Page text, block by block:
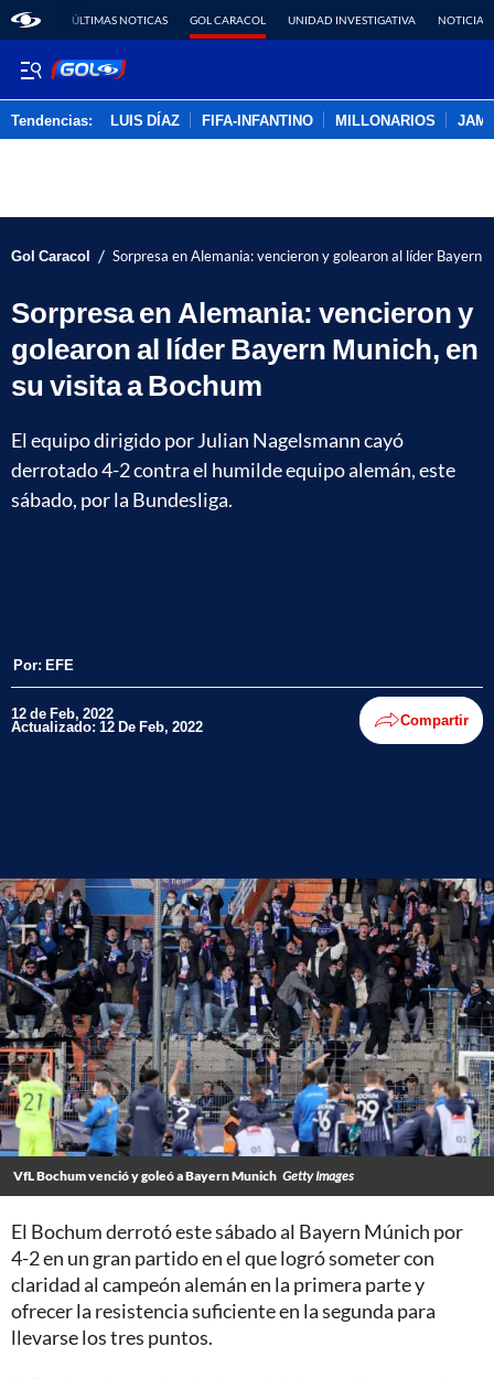
ÚLTIMAS NOTICAS GOL CARACOL UNIDAD INVESTIGATIVA NOTICIAS
Tendencias: LUIS DÍAZ FIFA-INFANTINO MILLONARIOS
Gol Caracol / Sorpresa en Alemania: vencieron y golearon al líder Bayern
Sorpresa en Alemania: vencieron y
golearon al líder Bayern Munich, en
su visita a Bochum
El equipo dirigido por Julian Nagelsmann cayó
derrotado 4-2 contra el humilde equipo alemán, este
sábado, por la Bundesliga.
Por: EFE
12 de Feb, 2022
Actualizado: 12 De Feb, 2022 Compartir
VfL Bochum venció y goleó a Bayern Munich Getty Images
El Bochum derrotó este sábado al Bayern Múnich por
4-2 en un gran partido en el que logró someter con
claridad al campeón alemán en la primera parte y
ofrecer la resistencia suficiente en la segunda para
llevarse los tres puntos.